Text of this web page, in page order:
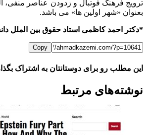
ترویج فرهنگ فوتبال و زدودن عناصر منفی،
بعنوان «شهر اولین ها» می باشد.
*دکتر احمد کاظمی استاد حقوق بین الملل
Copy
این مطلب رو برای دوستانتان به اشتراک
FacebookX
LinkedIn
WhatsApp
Telegram
ایمیل
نوشته‌‌های مرتبط